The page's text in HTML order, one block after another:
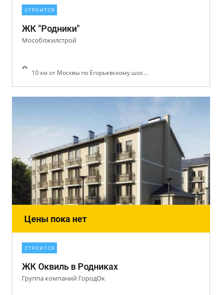
СТРОИТСЯ
ЖК "Родники"
Мособлжилстрой
10 км от Москвы по Егорьевскому шоссе
Цены пока нет
СТРОИТСЯ
ЖК Оквиль в Родниках
Группа компаний ГородОк